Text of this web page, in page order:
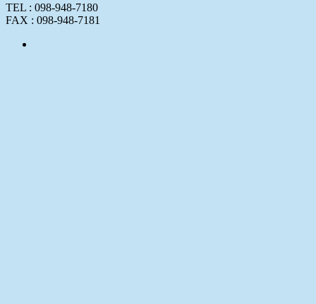
TEL : 098-948-7180
FAX : 098-948-7181